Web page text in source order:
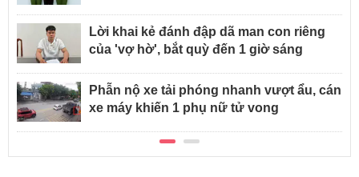
Lời khai kẻ đánh đập dã man con riêng
của 'vợ hờ', bắt quỳ đến 1 giờ sáng
Phẫn nộ xe tải phóng nhanh vượt ẩu, cán
xe máy khiến 1 phụ nữ tử vong